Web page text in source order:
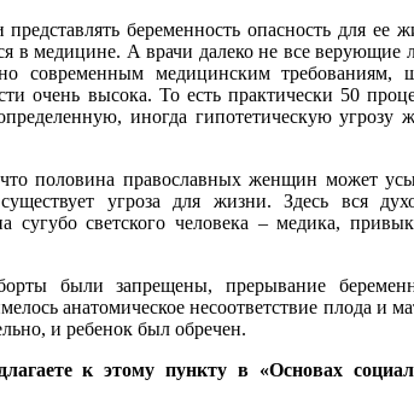
беременность опасность для ее
в медицине. А врачи далеко не все верующие
современным медицинским требованиям,
очень высока. То есть практически 50
иногда гипотетическую угрозу
половина православных женщин может
угроза для жизни. Здесь вся
сугубо светского человека – медика,
были запрещены, прерывание
анатомическое несоответствие плода и
и ребенок был обречен.
к этому пункту в «Основах